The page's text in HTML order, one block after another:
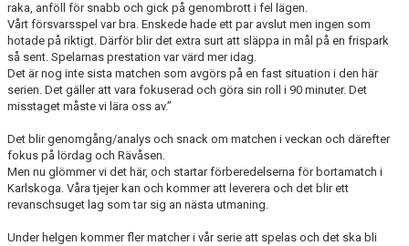
raka, anföll för snabb och gick på genombrott i fel lägen.
Vårt försvarsspel var bra. Enskede hade ett par avslut men ingen som
hotade på riktigt. Därför blir det extra surt att släppa in mål på en frispark
så sent. Spelarnas prestation var värd mer idag.
Det är nog inte sista matchen som avgörs på en fast situation i den här
serien. Det gäller att vara fokuserad och göra sin roll i 90 minuter. Det
misstaget måste vi lära oss av.”
Det blir genomgång/analys och snack om matchen i veckan och därefter
fokus på lördag och Rävåsen.
Men nu glömmer vi det här, och startar förberedelserna för bortamatch i
Karlskoga. Våra tjejer kan och kommer att leverera och det blir ett
revanschsuget lag som tar sig an nästa utmaning.
Under helgen kommer fler matcher i vår serie att spelas och det ska bli